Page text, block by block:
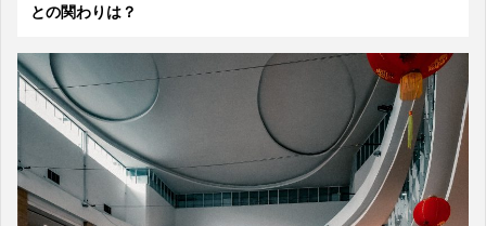
との関わりは？